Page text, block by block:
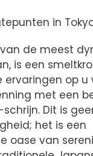
in
van de meest
is een
ervaringen op u
met een
Dit is
het is een
oase van